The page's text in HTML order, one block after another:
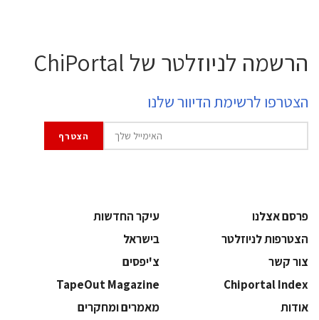
הרשמה לניוזלטר של ChiPortal
הצטרפו לרשימת הדיוור שלנו
פרסם אצלנו
עיקר החדשות
הצטרפות לניוזלטר
בישראל
צור קשר
צ'יפסים
Chiportal Index
TapeOut Magazine
אודות
מאמרים ומחקרים